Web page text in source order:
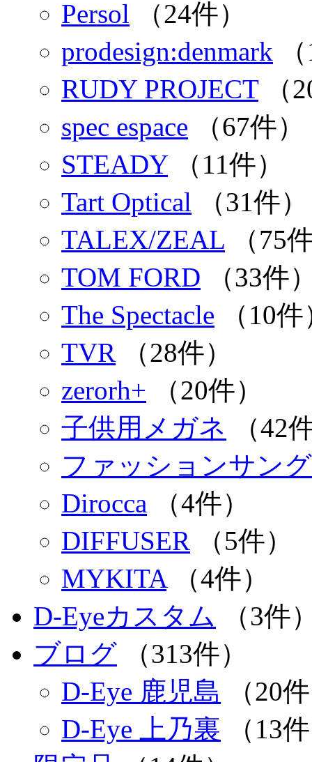
Persol （24件）
prodesign:denmark
RUDY PROJECT（
spec espace （67件）
STEADY（11件）
Tart Optical （31件）
TALEX/ZEAL （75
TOM FORD （33件
The Spectacle （10
TVR （28件）
zerorh+ （20件）
子供用メガネ
（42
ファッションサン
Dirocca （4件）
DIFFUSER （5件）
MYKITA（4件）
D-Eyeカスタム （3件
ブログ （313件）
D-Eye 鹿児島 （20
D-Eye 上乃裏 （13